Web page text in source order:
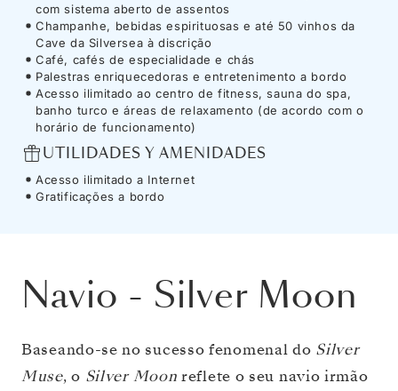
com sistema aberto de assentos
Champanhe, bebidas espirituosas e até 50 vinhos da
Cave da Silversea à discrição
Café, cafés de especialidade e chás
Palestras enriquecedoras e entretenimento a bordo
Acesso ilimitado ao centro de fitness, sauna do spa,
banho turco e áreas de relaxamento (de acordo com o
horário de funcionamento)
UTILIDADES Y AMENIDADES
Acesso ilimitado a Internet
Gratificações a bordo
Navio - Silver Moon
Baseando-se no sucesso fenomenal do Silver
Muse, o Silver Moonreflete o seu navio irmão